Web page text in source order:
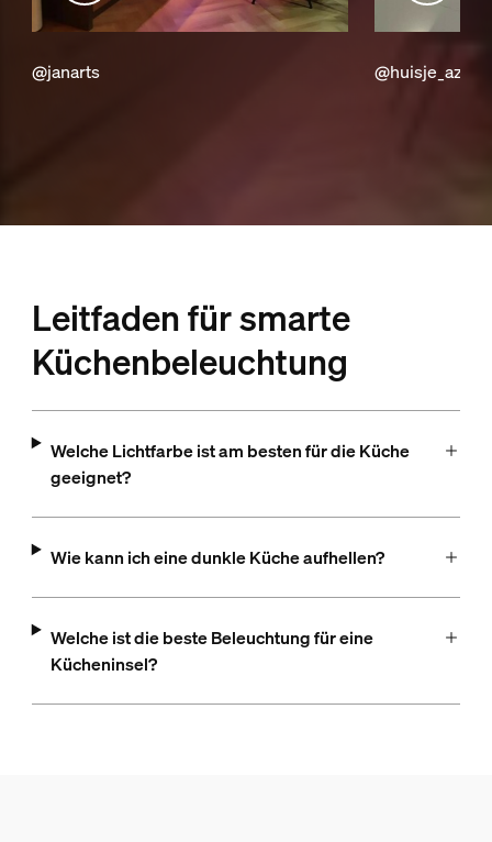
@janarts @huisje_azul
Leitfaden für smarte
Küchenbeleuchtung
Welche Lichtfarbe ist am besten für die Küche
geeignet?
Wie kann ich eine dunkle Küche aufhellen?
Welche ist die beste Beleuchtung für eine
Kücheninsel?